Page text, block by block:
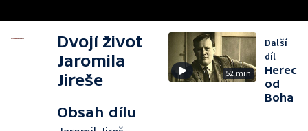
Dvojí život
Jaromila
Jireše
Obsah dílu
52 min
Další
díl
Herec
od
Boha